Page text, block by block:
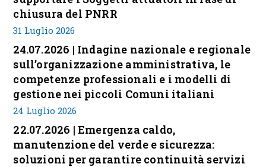
chiusura del PNRR
31 Luglio 2026
24.07.2026 | Indagine nazionale e regionale
sull’organizzazione amministrativa, le
competenze professionali e i modelli di
gestione nei piccoli Comuni italiani
24 Luglio 2026
22.07.2026 | Emergenza caldo,
manutenzione del verde e sicurezza:
soluzioni per garantire continuità servizi